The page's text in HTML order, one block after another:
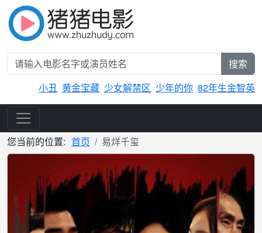
搜索
小丑 黄金宝藏 少女解禁区 少年的你 82年生金智英
您当前的位置: 首页 易烊千玺